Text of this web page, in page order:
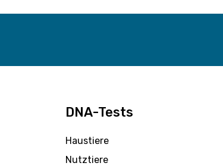
DNA-Tests
Haustiere
Nutztiere